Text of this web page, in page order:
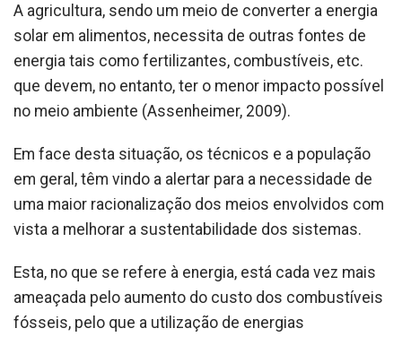
A agricultura, sendo um meio de converter a energia
solar em alimentos, necessita de outras fontes de
energia tais como fertilizantes, combustíveis, etc.
que devem, no entanto, ter o menor impacto possível
no meio ambiente (Assenheimer, 2009).
Em face desta situação, os técnicos e a população
em geral, têm vindo a alertar para a necessidade de
uma maior racionalização dos meios envolvidos com
vista a melhorar a sustentabilidade dos sistemas.
Esta, no que se refere à energia, está cada vez mais
ameaçada pelo aumento do custo dos combustíveis
fósseis, pelo que a utilização de energias